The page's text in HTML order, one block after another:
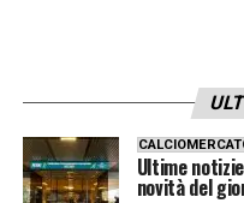
Ultime
novità del